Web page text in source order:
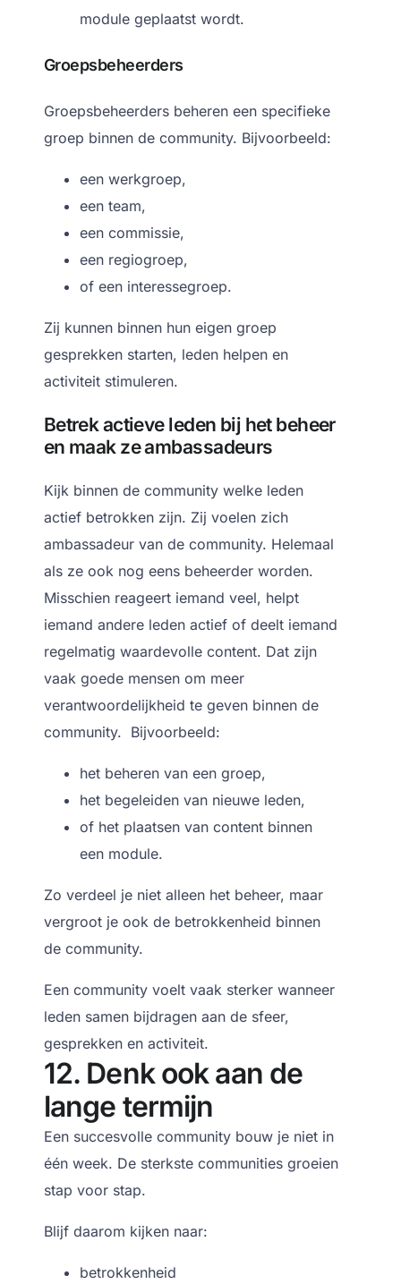
module geplaatst wordt.
Groepsbeheerders
Groepsbeheerders beheren een specifieke
groep binnen de community. Bijvoorbeeld:
een werkgroep,
een team,
een commissie,
een regiogroep,
of een interessegroep.
Zij kunnen binnen hun eigen groep
gesprekken starten, leden helpen en
activiteit stimuleren.
Betrek actieve leden bij het beheer
en maak ze ambassadeurs
Kijk binnen de community welke leden
actief betrokken zijn. Zij voelen zich
ambassadeur van de community. Helemaal
als ze ook nog eens beheerder worden.
Misschien reageert iemand veel, helpt
iemand andere leden actief of deelt iemand
regelmatig waardevolle content. Dat zijn
vaak goede mensen om meer
verantwoordelijkheid te geven binnen de
community. Bijvoorbeeld:
het beheren van een groep,
het begeleiden van nieuwe leden,
of het plaatsen van content binnen
een module.
Zo verdeel je niet alleen het beheer, maar
vergroot je ook de betrokkenheid binnen
de community.
Een community voelt vaak sterker wanneer
leden samen bijdragen aan de sfeer,
gesprekken en activiteit.
12. Denk ook aan de
lange termijn
Een succesvolle community bouw je niet in
één week. De sterkste communities groeien
stap voor stap.
Blijf daarom kijken naar:
betrokkenheid